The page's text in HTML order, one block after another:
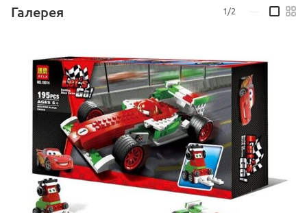
Галерея 1/2